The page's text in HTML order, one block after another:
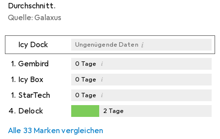
Durchschnitt.
Quelle: Galaxus
Icy Dock Ungenügende Daten i
1. Gembird 0 Tage i
1. Icy Box 0 Tage i
1. StarTech 0 Tage i
4. Delock 2 Tage
Alle 33 Marken vergleichen